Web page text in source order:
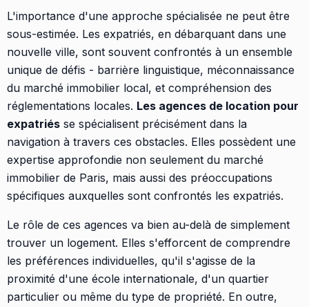
L'importance d'une approche spécialisée ne peut être
sous-estimée. Les expatriés, en débarquant dans une
nouvelle ville, sont souvent confrontés à un ensemble
unique de défis - barrière linguistique, méconnaissance
du marché immobilier local, et compréhension des
réglementations locales. Les agences de location pour
expatriés se spécialisent précisément dans la
navigation à travers ces obstacles. Elles possèdent une
expertise approfondie non seulement du marché
immobilier de Paris, mais aussi des préoccupations
spécifiques auxquelles sont confrontés les expatriés.
Le rôle de ces agences va bien au-delà de simplement
trouver un logement. Elles s'efforcent de comprendre
les préférences individuelles, qu'il s'agisse de la
proximité d'une école internationale, d'un quartier
particulier ou même du type de propriété. En outre,